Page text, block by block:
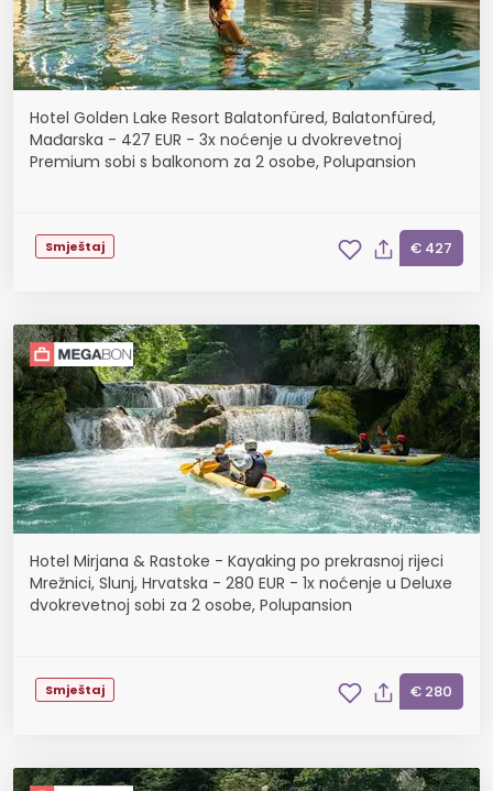
Hotel Golden Lake Resort Balatonfüred, Balatonfüred,
Mađarska - 427 EUR - 3x noćenje u dvokrevetnoj
Premium sobi s balkonom za 2 osobe, Polupansion
Smještaj € 427
Hotel Mirjana & Rastoke - Kayaking po prekrasnoj rijeci
Mrežnici, Slunj, Hrvatska - 280 EUR - 1x noćenje u Deluxe
dvokrevetnoj sobi za 2 osobe, Polupansion
Smještaj € 280